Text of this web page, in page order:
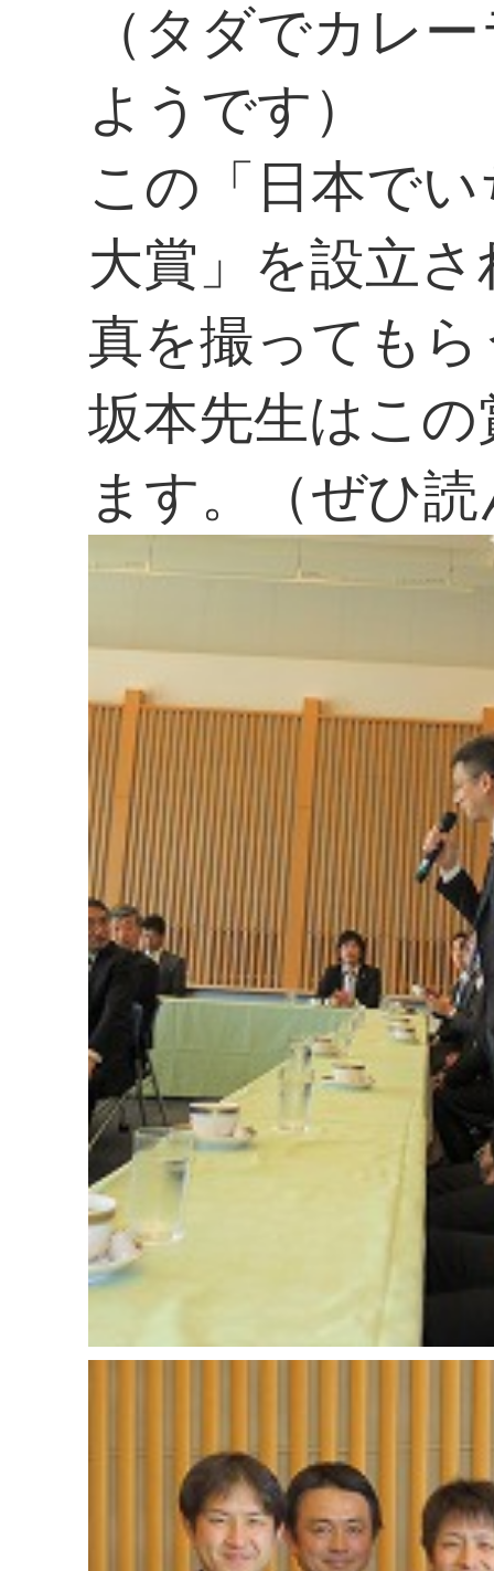
（タダでカレ
ようです）
この「日本で
大賞」を設立
真を撮っても
坂本先生はこ
ます。（ぜひ